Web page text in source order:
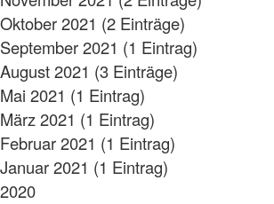
Oktober 2021 (2 Einträge)
September 2021 (1 Eintrag)
August 2021 (3 Einträge)
Mai 2021 (1 Eintrag)
März 2021 (1 Eintrag)
Februar 2021 (1 Eintrag)
Januar 2021 (1 Eintrag)
2020